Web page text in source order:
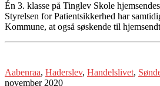
Én 3. klasse på Tinglev Skole
Styrelsen for Patientsikkerhed har
Kommune, at også søskende til
Aabenraa, Haderslev, Handelslivet,
november 2020